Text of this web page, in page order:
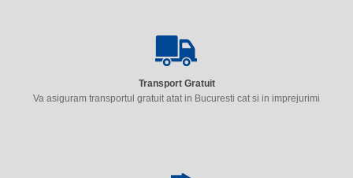
Transport Gratuit
Va asiguram transportul gratuit atat in Bucuresti cat si in imprejurimi